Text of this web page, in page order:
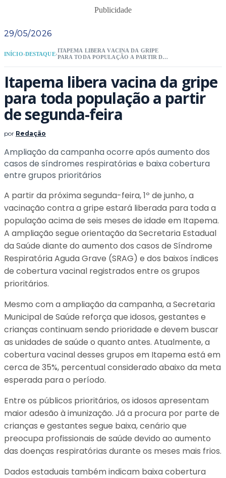
Publicidade
29/05/2026
INÍCIO›DESTAQUE›
ITAPEMA LIBERA VACINA DA GRIPE
PARA TODA POPULAÇÃO A PARTIR DE
Itapema libera vacina da gripe
para toda população a partir
de segunda-feira
por Redação
Ampliação da campanha ocorre após aumento dos
casos de síndromes respiratórias e baixa cobertura
entre grupos prioritários
A partir da próxima segunda-feira, 1º de junho, a
vacinação contra a gripe estará liberada para toda a
população acima de seis meses de idade em Itapema.
A ampliação segue orientação da Secretaria Estadual
da Saúde diante do aumento dos casos de Síndrome
Respiratória Aguda Grave (SRAG) e dos baixos índices
de cobertura vacinal registrados entre os grupos
prioritários.
Mesmo com a ampliação da campanha, a Secretaria
Municipal de Saúde reforça que idosos, gestantes e
crianças continuam sendo prioridade e devem buscar
as unidades de saúde o quanto antes. Atualmente, a
cobertura vacinal desses grupos em Itapema está em
cerca de 35%, percentual considerado abaixo da meta
esperada para o período.
Entre os públicos prioritários, os idosos apresentam
maior adesão à imunização. Já a procura por parte de
crianças e gestantes segue baixa, cenário que
preocupa profissionais de saúde devido ao aumento
das doenças respiratórias durante os meses mais frios.
Dados estaduais também indicam baixa cobertura